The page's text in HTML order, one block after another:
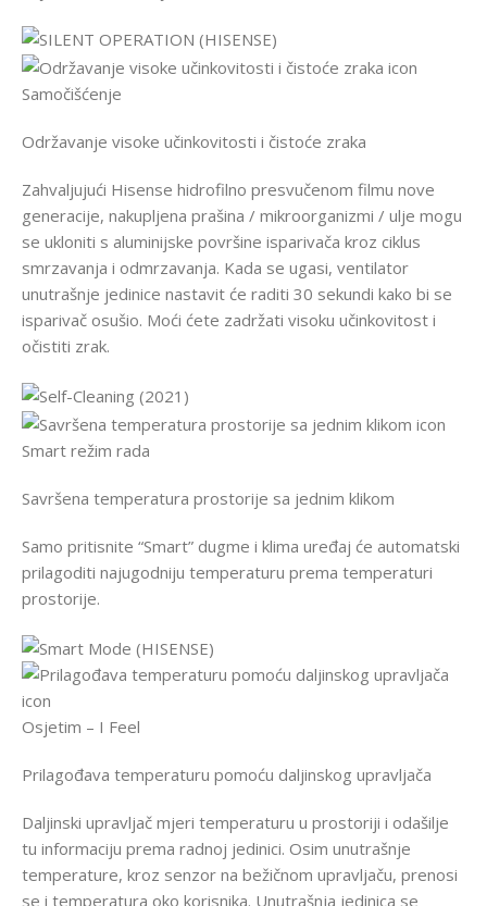
Samočišćenje
Održavanje visoke učinkovitosti i čistoće zraka
Zahvaljujući Hisense hidrofilno presvučenom filmu nove
generacije, nakupljena prašina / mikroorganizmi / ulje mogu
se ukloniti s aluminijske površine isparivača kroz ciklus
smrzavanja i odmrzavanja. Kada se ugasi, ventilator
unutrašnje jedinice nastavit će raditi 30 sekundi kako bi se
isparivač osušio. Moći ćete zadržati visoku učinkovitost i
očistiti zrak.
Smart režim rada
Savršena temperatura prostorije sa jednim klikom
Samo pritisnite “Smart” dugme i klima uređaj će automatski
prilagoditi najugodniju temperaturu prema temperaturi
prostorije.
Osjetim – I Feel
Prilagođava temperaturu pomoću daljinskog upravljača
Daljinski upravljač mjeri temperaturu u prostoriji i odašilje
tu informaciju prema radnoj jedinici. Osim unutrašnje
temperature, kroz senzor na bežičnom upravljaču, prenosi
se i temperatura oko korisnika. Unutrašnja jedinica se